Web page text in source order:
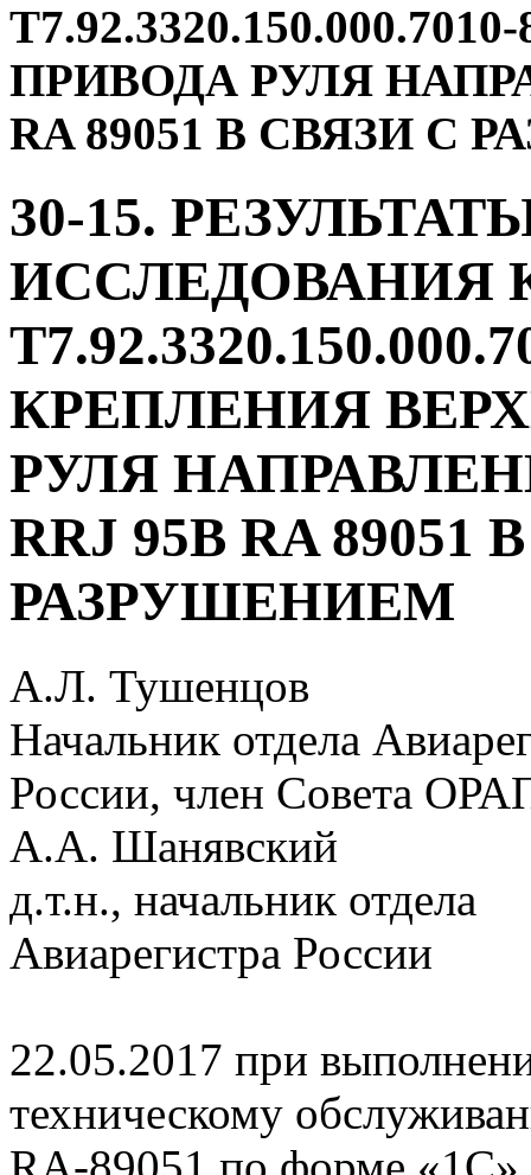
ПРИВОДА РУЛЯ
RA 89051 В СВЯЗИ С
30-15.
ИССЛЕДОВАНИЯ
КРЕПЛЕНИЯ
РУЛЯ
RRJ 95B RA 89051
РАЗРУШЕНИЕМ
А.Л. Тушенцов
Начальник отдела
России, член Совета
А.А. Шанявский
д.т.н., начальник отдела
Авиарегистра России
22.05.2017 при
техническому